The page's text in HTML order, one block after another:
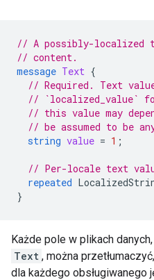
// A possibly-localized
// content.
message Text {
// Required. Text
// `localized_value`
// this value may
// be assumed to be
string value = 1 ;
// Per-locale text
repeated
}
Każde pole w plikach
Text , można
dla każdego obsługiwanego